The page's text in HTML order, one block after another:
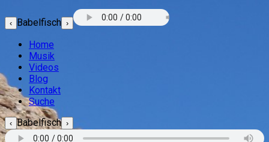
‹ Babelfisch ›
Home
Musik
Videos
Blog
Kontakt
Suche
‹ Babelfisch ›